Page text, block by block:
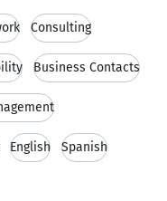
Consulting
Business Contacts
English Spanish